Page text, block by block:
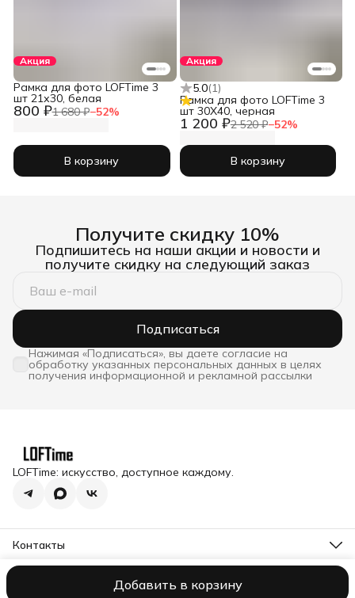
Добавить в корзину
Акция
800 ₽1 680 ₽−52%
Рамка для фото LOFTime 3
шт 21х30, белая
В корзину
Акция
5.0(1)
1 200 ₽2 520 ₽−52%
Рамка для фото LOFTime 3
шт 30Х40, черная
В корзину
Получите скидку 10%
Подпишитесь на наши акции и новости и
получите скидку на следующий заказ
Подписаться
Нажимая «Подписаться», вы даете согласие на
обработку указанных персональных данных в целях
получения информационной и рекламной рассылки
LOFTime: искусство, доступное каждому.
Контакты
Адрес
Правила возвратаРеквизиты